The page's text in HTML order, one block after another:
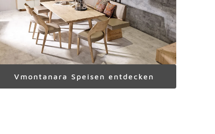
Vmontanara Speisen entdecken